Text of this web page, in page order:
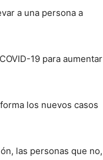
a una persona a
19 para aumentar
los nuevos casos
las personas que no,